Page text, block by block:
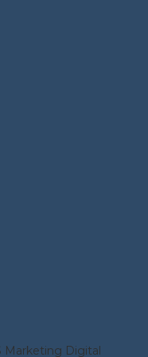
Marketing Digital